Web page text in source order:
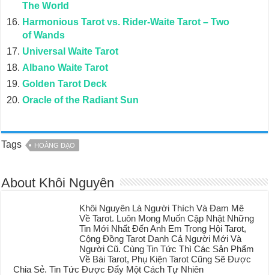
The World
Harmonious Tarot vs. Rider-Waite Tarot – Two
of Wands
Universal Waite Tarot
Albano Waite Tarot
Golden Tarot Deck
Oracle of the Radiant Sun
Tags HOÀNG ĐẠO
About Khôi Nguyên
Khôi Nguyên Là Người Thích Và Đam Mê
Về Tarot. Luôn Mong Muốn Cập Nhật Những
Tin Mới Nhất Đến Anh Em Trong Hội Tarot,
Cộng Đồng Tarot Danh Cả Người Mới Và
Người Cũ. Cùng Tin Tức Thì Các Sản Phẩm
Về Bài Tarot, Phụ Kiện Tarot Cũng Sẽ Được
Chia Sẻ. Tin Tức Được Đẩy Một Cách Tự Nhiên